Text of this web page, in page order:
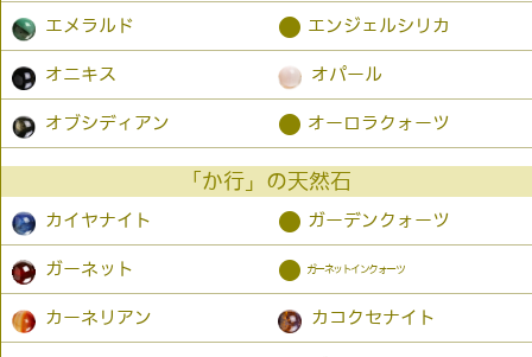
エメラルド ● エンジェルシリカ
オニキス オパール
オブシディアン ● オーロラクォーツ
「か行」の天然石
カイヤナイト ● ガーデンクォーツ
ガーネット ● ガーネットインクォーツ
カーネリアン カコクセナイト